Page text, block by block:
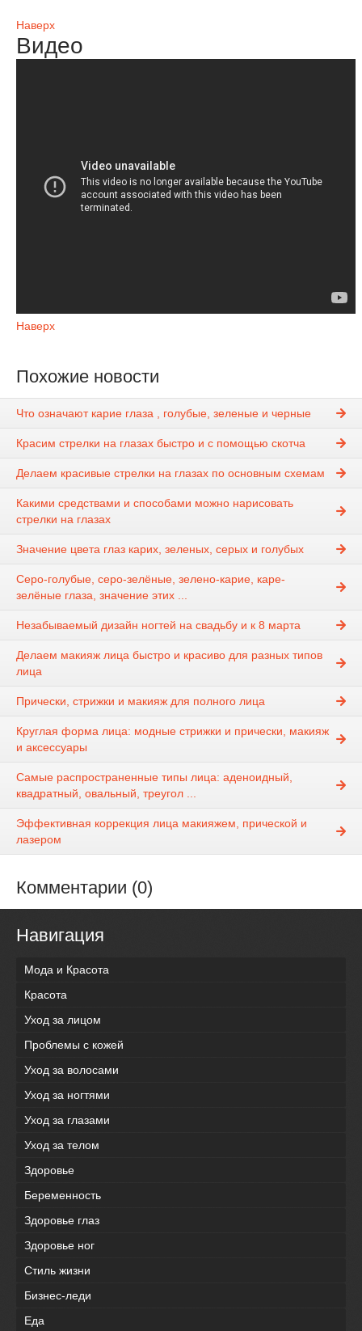
Наверх
Видео
Наверх
Похожие новости
Что означают карие глаза , голубые, зеленые и черные
Красим стрелки на глазах быстро и с помощью скотча
Делаем красивые стрелки на глазах по основным схемам
Какими средствами и способами можно нарисовать
стрелки на глазах
Значение цвета глаз карих, зеленых, серых и голубых
Серо-голубые, серо-зелёные, зелено-карие, каре-
зелёные глаза, значение этих ...
Незабываемый дизайн ногтей на свадьбу и к 8 марта
Делаем макияж лица быстро и красиво для разных типов
лица
Прически, стрижки и макияж для полного лица
Круглая форма лица: модные стрижки и прически, макияж
и аксессуары
Самые распространенные типы лица: аденоидный,
квадратный, овальный, треугол ...
Эффективная коррекция лица макияжем, прической и
лазером
Комментарии (0)
Навигация
Мода и Красота
Красота
Уход за лицом
Проблемы с кожей
Уход за волосами
Уход за ногтями
Уход за глазами
Уход за телом
Здоровье
Беременность
Здоровье глаз
Здоровье ног
Стиль жизни
Бизнес-леди
Еда